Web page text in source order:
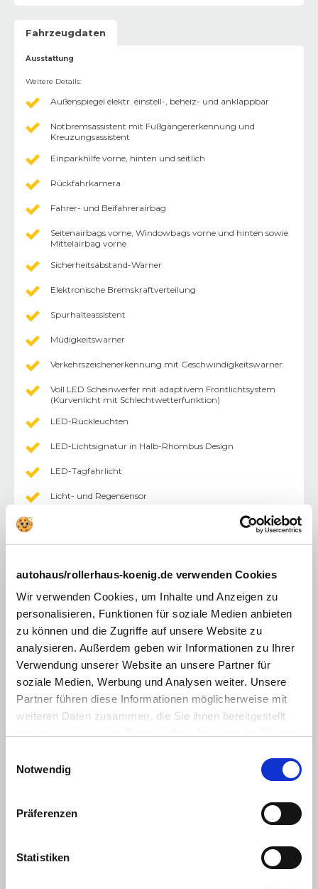
autohaus/rollerhaus-koenig.de verwenden Cookies
Wir verwenden Cookies, um Inhalte und Anzeigen zu
personalisieren, Funktionen für soziale Medien anbieten
zu können und die Zugriffe auf unsere Website zu
analysieren. Außerdem geben wir Informationen zu Ihrer
Verwendung unserer Website an unsere Partner für
soziale Medien, Werbung und Analysen weiter. Unsere
Partner führen diese Informationen möglicherweise mit
weiteren Daten zusammen, die Sie ihnen bereitgestellt
Cookies, wenn Sie unsere Webseite weiterhin nutzen.
Notwendig
Präferenzen
Statistiken
Fahrzeugdaten
Ausstattung
Weitere Details:
Außenspiegel elektr. einstell-, beheiz- und anklappbar
Notbremsassistent mit Fußgängererkennung und
Kreuzungsassistent
Einparkhilfe vorne, hinten und seitlich
Rückfahrkamera
Fahrer- und Beifahrerairbag
Seitenairbags vorne, Windowbags vorne und hinten sowie
Mittelairbag vorne
Sicherheitsabstand-Warner
Elektronische Bremskraftverteilung
Spurhalteassistent
Müdigkeitswarner
Verkehrszeichenerkennung mit Geschwindigkeitswarner
Voll LED Scheinwerfer mit adaptivem Frontlichtsystem
(Kurvenlicht mit Schlechtwetterfunktion)
LED-Rückleuchten
LED-Lichtsignatur in Halb-Rhombus Design
LED-Tagfahrlicht
Licht- und Regensensor
Stark getönte Heck- und Seitenscheiben hinten
Dynamisches Abbiegelicht
Fernlichtassistent
Fahrer und Beifahrersitz höhenverstellbar, Fahrersitz mit
elektrischer Lordosenstütze
2-Zonen-Klimaautomatik
Keycard Handsfree
Wärmepumpe
Rekuperation
MULTI-SENSE mit Ambientebeleuchtung zur individuellen
Einstellung der Fahrzeugcharakteristik